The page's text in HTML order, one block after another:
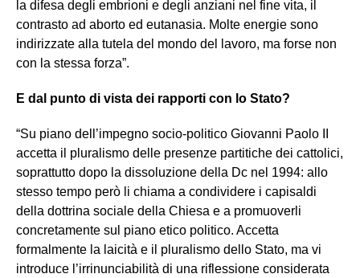
la difesa degli embrioni e degli anziani nel fine vita, il
contrasto ad aborto ed eutanasia. Molte energie sono
indirizzate alla tutela del mondo del lavoro, ma forse non
con la stessa forza”.
E dal punto di vista dei rapporti con lo Stato?
“Su piano dell’impegno socio-politico Giovanni Paolo II
accetta il pluralismo delle presenze partitiche dei cattolici,
soprattutto dopo la dissoluzione della Dc nel 1994: allo
stesso tempo però li chiama a condividere i capisaldi
della dottrina sociale della Chiesa e a promuoverli
concretamente sul piano etico politico. Accetta
formalmente la laicità e il pluralismo dello Stato, ma vi
introduce l’irrinunciabilità di una riflessione considerata